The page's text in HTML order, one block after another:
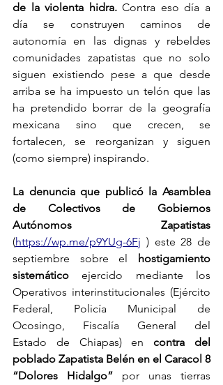
de la violenta hidra. Contra eso día a
día se construyen caminos de
autonomía en las dignas y rebeldes
comunidades zapatistas que no solo
siguen existiendo pese a que desde
arriba se ha impuesto un telón que las
ha pretendido borrar de la geografía
mexicana sino que crecen, se
fortalecen, se reorganizan y siguen
(como siempre) inspirando.
La denuncia que publicó la Asamblea
de Colectivos de Gobiernos
(https://wp.me/p9YUg-6Fj ) este 28 de
septiembre sobre el
hostigamiento
sistemático ejercido mediante los
Operativos interinstitucionales (Ejército
Federal, Policía Municipal de
Ocosingo, Fiscalía General del
Estado de Chiapas) en contra del
poblado Zapatista Belén en el Caracol 8
“Dolores Hidalgo” por unas tierras